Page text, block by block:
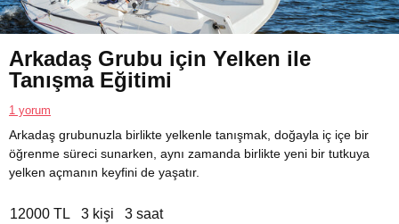
Arkadaş Grubu için Yelken ile
Tanışma Eğitimi
1 yorum
Arkadaş grubunuzla birlikte yelkenle tanışmak, doğayla iç içe bir
öğrenme süreci sunarken, aynı zamanda birlikte yeni bir tutkuya
yelken açmanın keyfini de yaşatır.
12000 TL 3 kişi 3 saat